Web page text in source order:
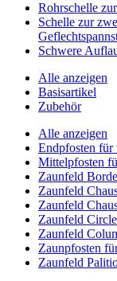
Rohrschelle
Schelle zur
Schwere
Alle anzeigen
Basisartikel
Zubehör
Alle anzeigen
Endpfosten für
Mittelpfosten
Zaunfeld
Zaunfeld
Zaunfeld
Zaunfeld Circle
Zaunfeld
Zaunpfosten
Zaunfeld